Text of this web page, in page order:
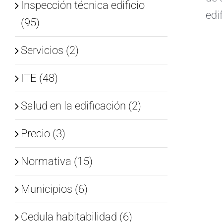
Inspección técnica edificio
(95)
Servicios (2)
ITE (48)
Salud en la edificación (2)
Precio (3)
Normativa (15)
Municipios (6)
Cedula habitabilidad (6)